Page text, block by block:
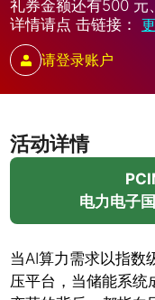
活动详情
电力电子
当AI算力需求以指数
压平台，当储能系
礼券金额还有500 元
详情请点 击链接：
请登录账户